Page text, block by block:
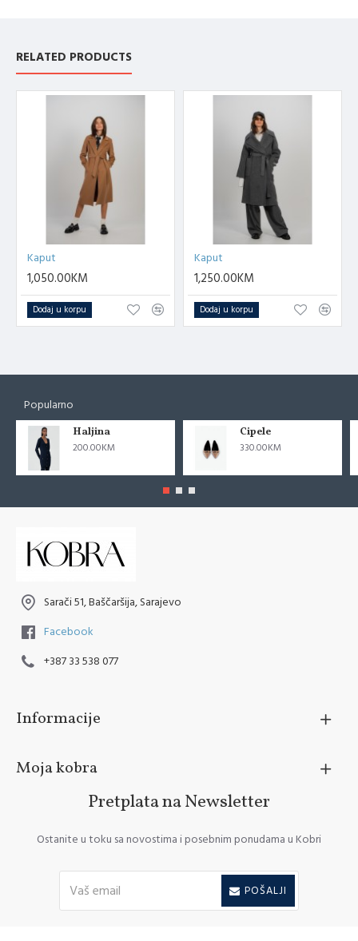
RELATED PRODUCTS
Kaput
1,050.00KM
Dodaj u korpu
Kaput
1,250.00KM
Dodaj u korpu
Popularno
Haljina
200.00KM
Cipele
330.00KM
Sarači 51, Baščaršija, Sarajevo
Facebook
+387 33 538 077
Informacije
Moja kobra
Pretplata na Newsletter
Ostanite u toku sa novostima i posebnim ponudama u Kobri
POŠALJI